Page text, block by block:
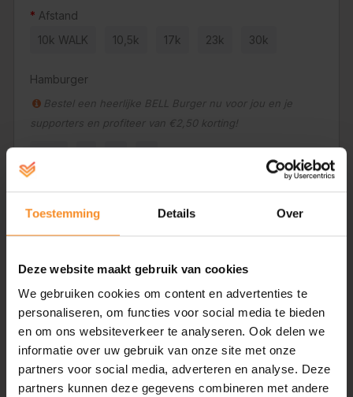
Toestemming Details Over
Deze website maakt gebruik van cookies
We gebruiken cookies om content en advertenties te
personaliseren, om functies voor social media te bieden
en om ons websiteverkeer te analyseren. Ook delen we
informatie over uw gebruik van onze site met onze
partners voor social media, adverteren en analyse. Deze
partners kunnen deze gegevens combineren met andere
Afstand
10k WALK
10,5k 17k 23k 30k
Hamburger
Bestel een heerlijke BELL Burger nu voor jou en je
supporters en profiteer van €2,50 korting!
Hamburger Vegetarisch
Bestel een heerlijke vegetarische hamburger nu voor jou
Nee 1 2 3
Pasta Pesto
Bestel een heerlijke Pasta Pesto nu voor jou en je
supporters en profiteer van €2,50 korting!